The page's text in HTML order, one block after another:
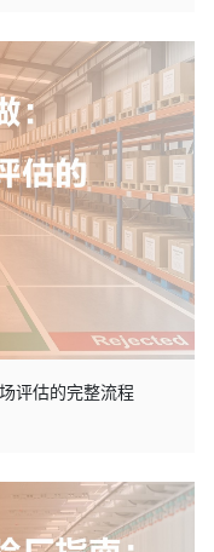
评估的完整流程